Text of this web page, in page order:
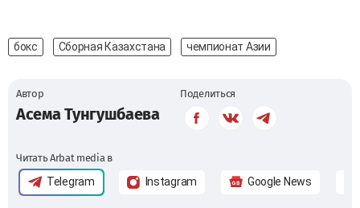
бокс Сборная Казахстана чемпионат Азии
Автор
Асема Тунгушбаева
Поделиться
Читать Arbat media в
Telegram Instagram Google News